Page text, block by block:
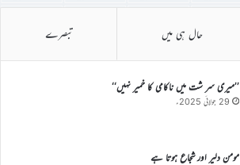
حال ہی میں تبصرے
’’میری سر شت میں ناکامی کا خمیر نہیں‘‘
29 جولائی 2025ء
مومن دلیر اور شجاع ہوتا ہے